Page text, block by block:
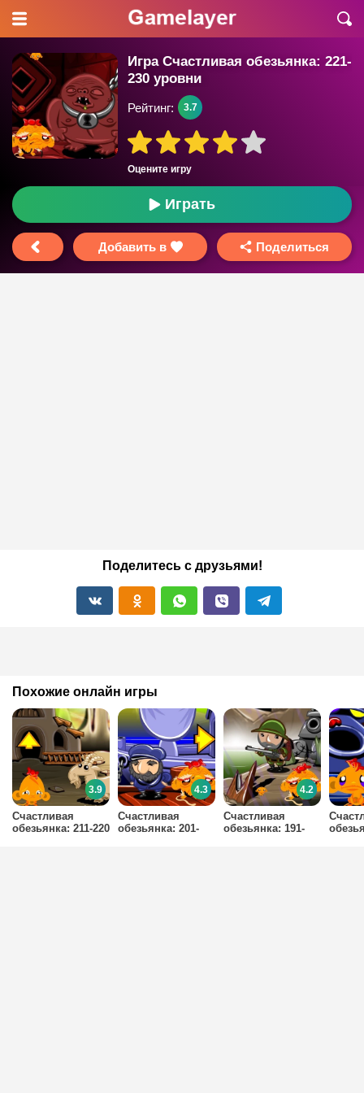
Игра Счастливая обезьянка: 221-
230 уровни
Оцените игру
Рейтинг: 3.7
Играть
Добавить в Поделиться
Поделитесь с друзьями!
Похожие онлайн игры
Счастливая
обезьянка: 211-220
3.9
Счастливая
обезьянка: 201-
4.3
Счастливая
обезьянка: 191-
4.2